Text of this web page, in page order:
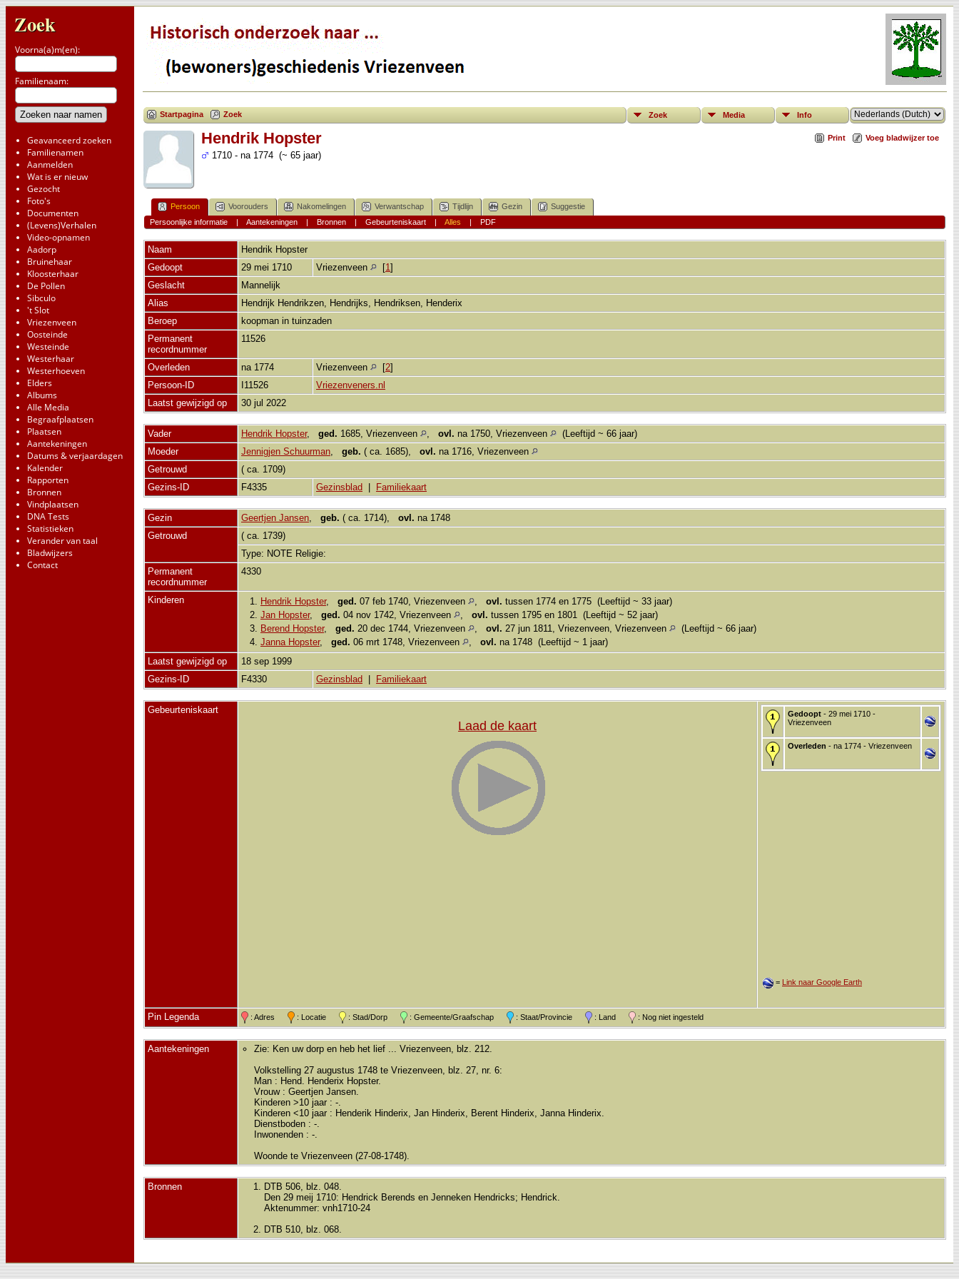
Zoek
Voorna(a)m(en):
Familienaam:
Geavanceerd zoeken
Familienamen
Aanmelden
Wat is er nieuw
Gezocht
Foto's
Documenten
(Levens)Verhalen
Video-opnamen
Aadorp
Bruinehaar
Kloosterhaar
De Pollen
Sibculo
't Slot
Vriezenveen
Oosteinde
Westeinde
Westerhaar
Westerhoeven
Elders
Albums
Alle Media
Begraafplaatsen
Plaatsen
Aantekeningen
Datums & verjaardagen
Kalender
Rapporten
Bronnen
Vindplaatsen
DNA Tests
Statistieken
Verander van taal
Bladwijzers
Contact
Startpagina Zoek Zoek Media Info
Print Voeg bladwijzer toe
Hendrik Hopster
1710 - na 1774 (~ 65 jaar)
Persoon Voorouders Nakomelingen Verwantschap Tijdlijn Gezin
Suggestie
Persoonlijke informatie| Aantekeningen| Bronnen| Gebeurteniskaart| Alles | PDF
Naam Hendrik Hopster
Gedoopt
29 mei 1710 Vriezenveen [1]
Geslacht
Mannelijk
Alias
Hendrijk Hendrikzen, Hendrijks, Hendriksen, Henderix
Beroep
koopman in tuinzaden
Permanent
recordnummer
11526
Overleden na 1774 Vriezenveen [2]
Persoon-ID
I11526
Vriezenveners.nl
Laatst gewijzigd op
30 jul 2022
Vader Hendrik Hopster, ged. 1685, Vriezenveen , ovl. na 1750, Vriezenveen
(Leeftijd ~ 66 jaar)
Moeder
Jennigjen Schuurman, geb. ( ca. 1685), ovl. na 1716, Vriezenveen
Getrouwd
( ca. 1709)
Gezins-ID
F4335 Gezinsblad Familiekaart
Gezin Geertjen Jansen, geb. ( ca. 1714), ovl. na 1748
Getrouwd
( ca. 1739)
Type: NOTE Religie:
Permanent
recordnummer
4330
Kinderen 1. Hendrik Hopster, ged. 07 feb 1740, Vriezenveen , ovl. tussen 1774 en 1775 (Leeftijd ~ 33 jaar)
2. Jan Hopster, ged. 04 nov 1742, Vriezenveen , ovl. tussen 1795 en 1801 (Leeftijd ~ 52 jaar)
3. Berend Hopster, ged. 20 dec 1744, Vriezenveen , ovl. 27 jun 1811, Vriezenveen, Vriezenveen
(Leeftijd ~ 66 jaar)
4. Janna Hopster, ged. 06 mrt 1748, Vriezenveen , ovl. na 1748 (Leeftijd ~ 1 jaar)
Laatst gewijzigd op
18 sep 1999
Gezins-ID
F4330 Gezinsblad Familiekaart
Gebeurteniskaart
Laad de kaart
Gedoopt - 29 mei 1710 -
Vriezenveen
Overleden - na 1774 - Vriezenveen
= Link naar Google Earth
Pin Legenda : Adres : Locatie : Stad/Dorp : Gemeente/Graafschap : Staat/Provincie : Land : Nog niet ingesteld
Aantekeningen
Zie: Ken uw dorp en heb het lief ... Vriezenveen, blz. 212.
Volkstelling 27 augustus 1748 te Vriezenveen, blz. 27, nr. 6:
Man : Hend. Henderix Hopster.
Vrouw : Geertjen Jansen.
Kinderen >10 jaar : -.
Kinderen <10 jaar : Henderik Hinderix, Jan Hinderix, Berent Hinderix, Janna Hinderix.
Dienstboden : -.
Inwonenden : -.
Woonde te Vriezenveen (27-08-1748).
Bronnen
DTB 506, blz. 048.
Den 29 meij 1710: Hendrick Berends en Jenneken Hendricks; Hendrick.
Aktenummer: vnh1710-24
DTB 510, blz. 068.